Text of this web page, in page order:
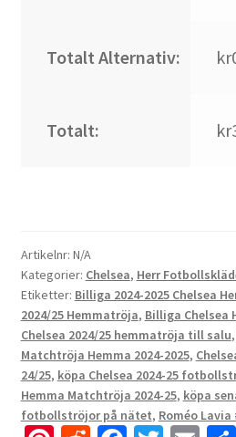
Totalt Alternativ:
Totalt:
Artikelnr: N/A
Kategorier: Chelsea, Herr
Etiketter: Billiga 2024-2025 Chelsea
2024/25 Hemmatröja, Billiga Chelsea
Chelsea 2024/25 hemmatröja till salu,
Matchtröja Hemma 2024-2025,
24/25, köpa Chelsea 2024-25
Hemma Matchtröja 2024-25, köpa
fotbollströjor på nätet, Roméo